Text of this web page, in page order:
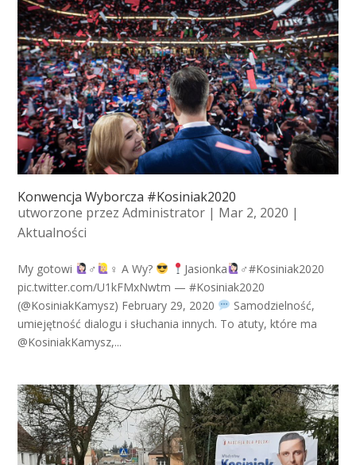
Konwencja Wyborcza #Kosiniak2020
utworzone przezAdministrator | Mar 2, 2020 |
Aktualności
My gotowi ‍♂️ ‍♀️ A Wy? Jasionka
‍♂️#Kosiniak2020
pic.twitter.com/U1kFMxNwtm — #Kosiniak2020
(@KosiniakKamysz) February 29, 2020
Samodzielność,
umiejętność dialogu i słuchania innych. To atuty, które ma
@KosiniakKamysz,...